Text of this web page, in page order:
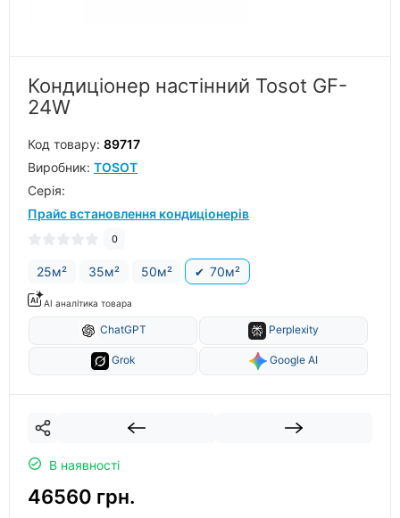
Кондиціонер настінний Tosot GF-
24W
Код товару: 89717
Виробник: TOSOT
Серiя:
Прайс встановлення кондиціонерів
0
25м² 35м² 50м² 70м²
AI аналітика товара
ChatGPT Perplexity
Grok Google AI
В наявності
46560 грн.